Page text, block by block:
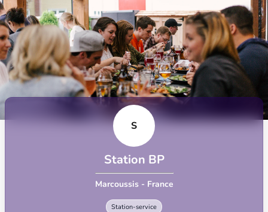
S
Station BP
Marcoussis - France
Station-service